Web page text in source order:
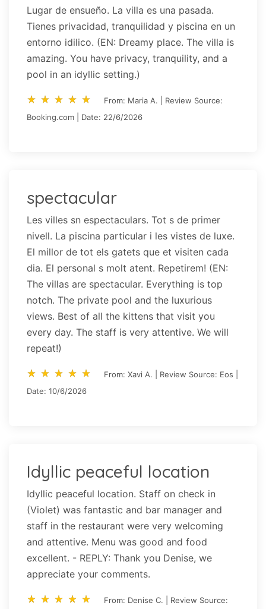
Lugar de ensueño. La villa es una pasada.
Tienes privacidad, tranquilidad y piscina en un
entorno idilico. (EN: Dreamy place. The villa is
amazing. You have privacy, tranquility, and a
pool in an idyllic setting.)
star_rate star_rate star_rate star_rate star_rate
star_rate star_rate star_rate star_rate star_rate
From: Maria A. | Review Source:
Booking.com | Date: 22/6/2026
spectacular
Les villes sn espectaculars. Tot s de primer
nivell. La piscina particular i les vistes de luxe.
El millor de tot els gatets que et visiten cada
dia. El personal s molt atent. Repetirem! (EN:
The villas are spectacular. Everything is top
notch. The private pool and the luxurious
views. Best of all the kittens that visit you
every day. The staff is very attentive. We will
repeat!)
star_rate star_rate star_rate star_rate star_rate
star_rate star_rate star_rate star_rate star_rate
From: Xavi A. | Review Source: Eos |
Date: 10/6/2026
Idyllic peaceful location
Idyllic peaceful location. Staff on check in
(Violet) was fantastic and bar manager and
staff in the restaurant were very welcoming
and attentive. Menu was good and food
excellent. - REPLY: Thank you Denise, we
appreciate your comments.
star_rate star_rate star_rate star_rate star_rate
star_rate star_rate star_rate star_rate star_rate
From: Denise C. | Review Source: